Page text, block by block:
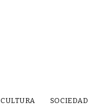
CULTURA SOCIEDAD